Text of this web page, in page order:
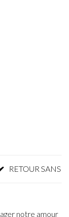
SANS
notre amour